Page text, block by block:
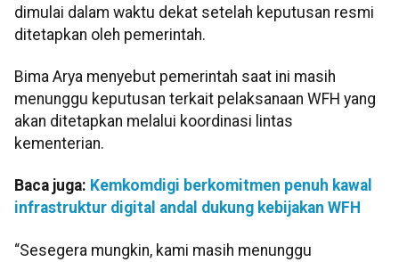
dimulai dalam waktu dekat setelah keputusan resmi
ditetapkan oleh pemerintah.
Bima Arya menyebut pemerintah saat ini masih
menunggu keputusan terkait pelaksanaan WFH yang
akan ditetapkan melalui koordinasi lintas
kementerian.
Baca juga: Kemkomdigi berkomitmen penuh kawal
infrastruktur digital andal dukung kebijakan WFH
“Sesegera mungkin, kami masih menunggu